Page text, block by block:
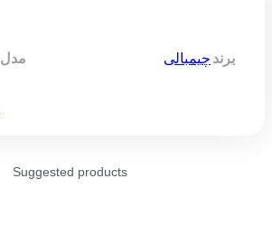
برند چیمبالی مدل
Suggested products